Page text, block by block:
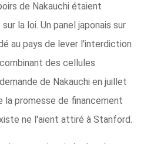
de Nakauchi étaient
la loi. Un panel japonais sur
au pays de lever l'interdiction
des cellules
de Nakauchi en juillet
la promesse de financement
ne l'aient attiré à Stanford.